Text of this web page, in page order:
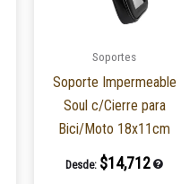
Soportes
Soporte Impermeable
Soul c/Cierre para
Bici/Moto 18x11cm
Desde: $14,712